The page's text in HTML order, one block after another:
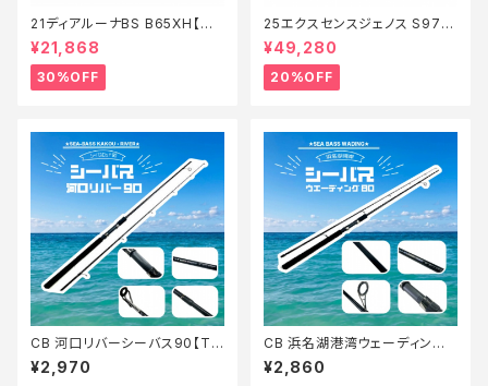
21ディアルーナBS B65XH【特
価ロッド】【30】
¥21,868
30%OFF
25エクスセンスジェノス S97M
H/F【特価ロッド】【20】
¥49,280
20%OFF
CB 河口リバーシーバス90【Tオ
リ】
¥2,970
CB 浜名湖港湾ウェーディング
シーバス80【Tオリ】
¥2,860